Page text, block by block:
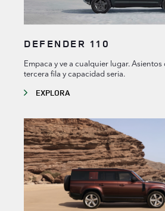
DEFENDER 110
Empaca y ve a cualquier lugar.
tercera fila y capacidad seria.
EXPLORA